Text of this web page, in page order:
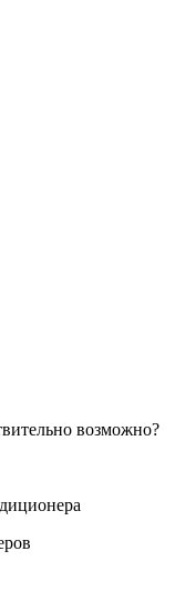
возможно?